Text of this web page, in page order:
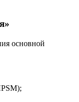
основной